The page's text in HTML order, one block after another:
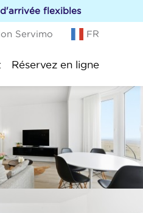
flexibles
sur le
Servimo FR
Réservez en ligne